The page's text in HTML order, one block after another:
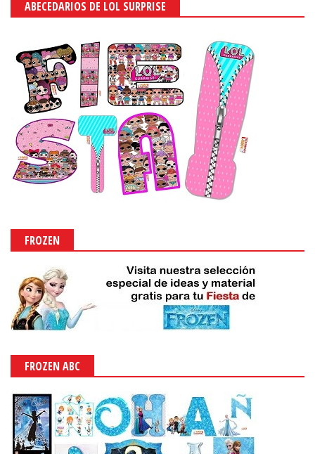
ABECEDARIOS DE LOL SURPRISE
FROZEN
FROZEN ABC